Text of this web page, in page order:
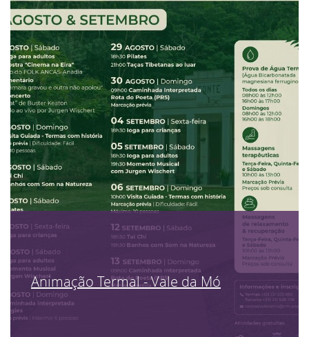
Animação Termal - Vale da Mó